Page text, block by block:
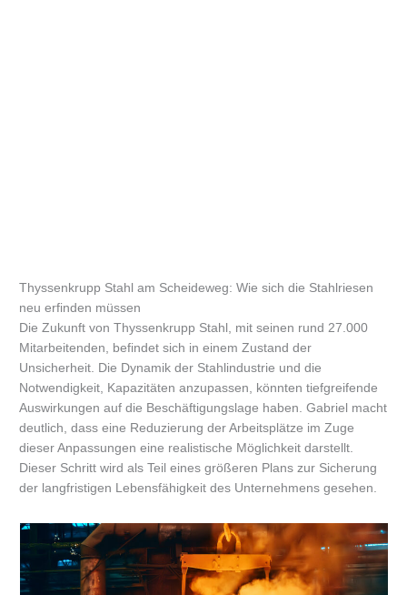
Thyssenkrupp Stahl am Scheideweg: Wie sich die Stahlriesen
neu erfinden müssen
Die Zukunft von Thyssenkrupp Stahl, mit seinen rund 27.000
Mitarbeitenden, befindet sich in einem Zustand der
Unsicherheit. Die Dynamik der Stahlindustrie und die
Notwendigkeit, Kapazitäten anzupassen, könnten tiefgreifende
Auswirkungen auf die Beschäftigungslage haben. Gabriel macht
deutlich, dass eine Reduzierung der Arbeitsplätze im Zuge
dieser Anpassungen eine realistische Möglichkeit darstellt.
Dieser Schritt wird als Teil eines größeren Plans zur Sicherung
der langfristigen Lebensfähigkeit des Unternehmens gesehen.